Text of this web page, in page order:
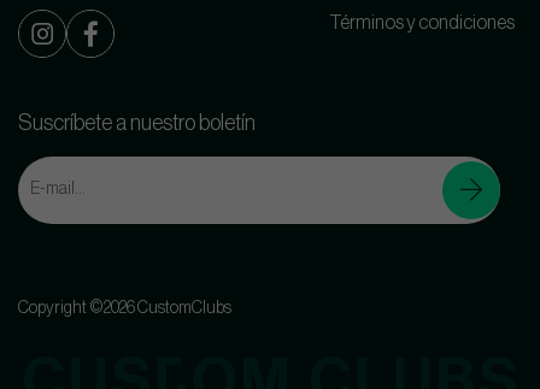
Términos y condiciones
Suscríbete a nuestro boletín
Copyright ©2026 CustomClubs